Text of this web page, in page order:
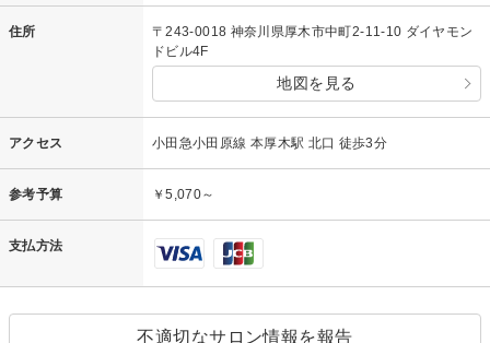
住所
〒243-0018 神奈川県厚木市中町2-11-10 ダイヤモン
ドビル4F
地図を見る
アクセス 小田急小田原線 本厚木駅 北口 徒歩3分
参考予算 ￥5,070～
支払方法
不適切なサロン情報を報告